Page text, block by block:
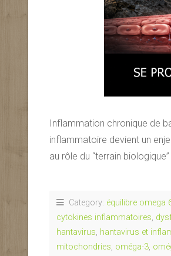
Inflammation chronique de
inflammatoire devient un
au rôle du “terrain
Category: équilibre omega
cytokines inflammatoires,
hantavirus, hantavirus et
mitochondries, oméga-3,